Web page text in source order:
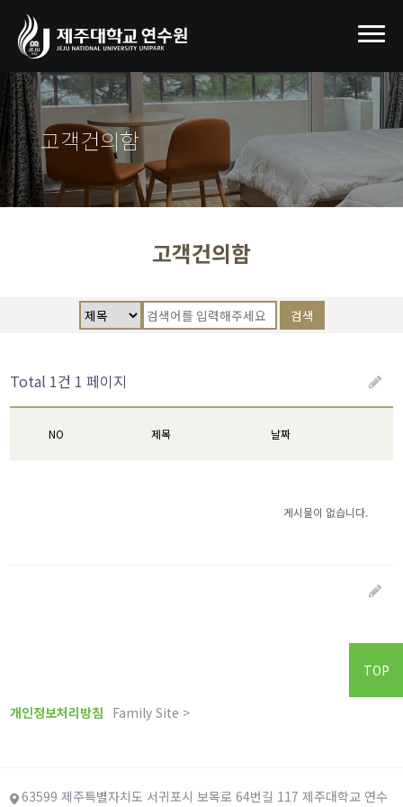
고객건의함
고객건의함
검색
Total 1건 1 페이지
NO 제목 날짜
게시물이 없습니다.
개인정보처리방침 Family Site >
TOP
63599 제주특별자치도 서귀포시 보목로 64번길 117 제주대학교 연수